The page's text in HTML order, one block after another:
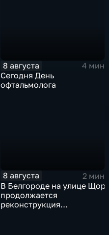
8 августа
4 мин
Сегодня День
офтальмолога
8 августа
2 мин
В Белгороде на улице
продолжается
реконструкция